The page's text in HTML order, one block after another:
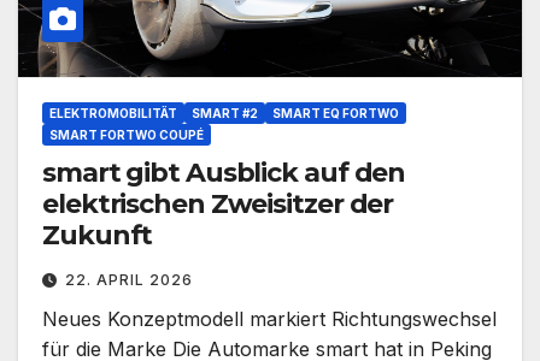
ELEKTROMOBILITÄT SMART #2
SMART EQ FORTWO
SMART FORTWO COUPÉ
smart gibt Ausblick auf den
elektrischen Zweisitzer der
Zukunft
22. APRIL 2026
Neues Konzeptmodell markiert Richtungswechsel
für die Marke Die Automarke smart hat in Peking